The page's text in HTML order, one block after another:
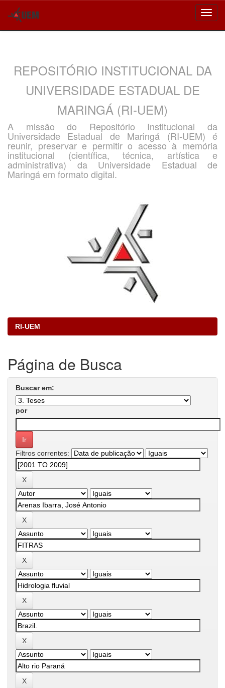
REPOSITÓRIO INSTITUCIONAL DA
UNIVERSIDADE ESTADUAL DE
MARINGÁ (RI-UEM)
A missão do Repositório Institucional da
Universidade Estadual de Maringá (RI-UEM) é
reunir, preservar e permitir o acesso à memória
institucional (científica, técnica, artística e
administrativa) da Universidade Estadual de
Maringá em formato digital.
RI-UEM
Página de Busca
Buscar em:
por
Filtros correntes: